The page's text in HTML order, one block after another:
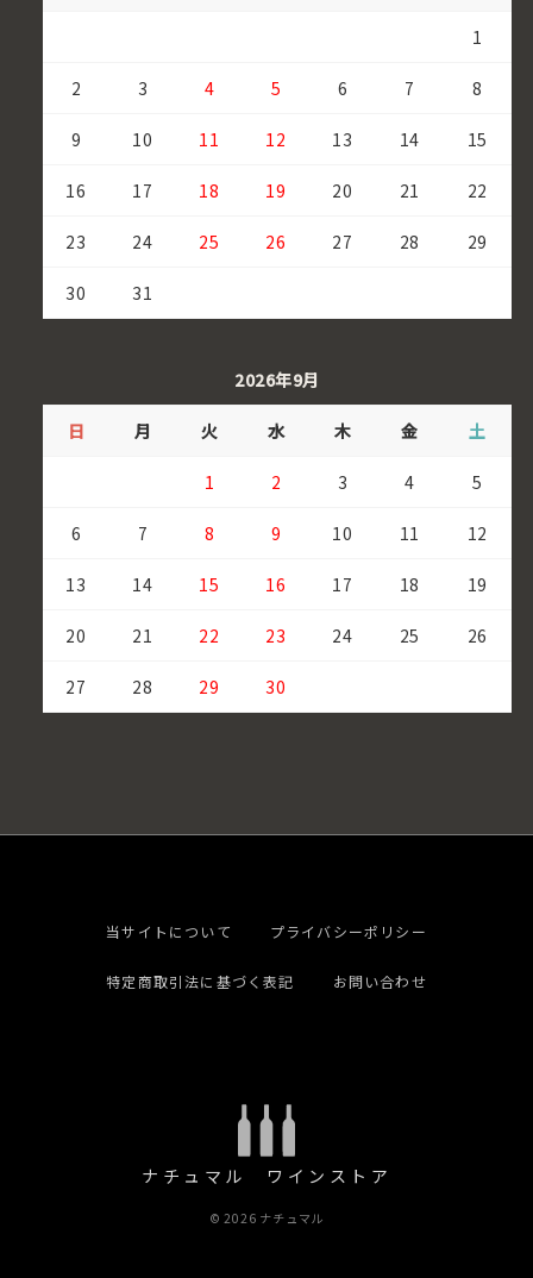
1
2 3 4 5 6 7 8
9 10 11 12 13 14 15
16 17 18 19 20 21 22
23 24 25 26 27 28 29
30 31
2026年9月
日 月 火 水 木 金 土
1 2 3 4 5
6 7 8 9 10 11 12
13 14 15 16 17 18 19
20 21 22 23 24 25 26
27 28 29 30
当サイトについて プライバシーポリシー
特定商取引法に基づく表記 お問い合わせ
ナチュマル ワインストア
© 2026 ナチュマル